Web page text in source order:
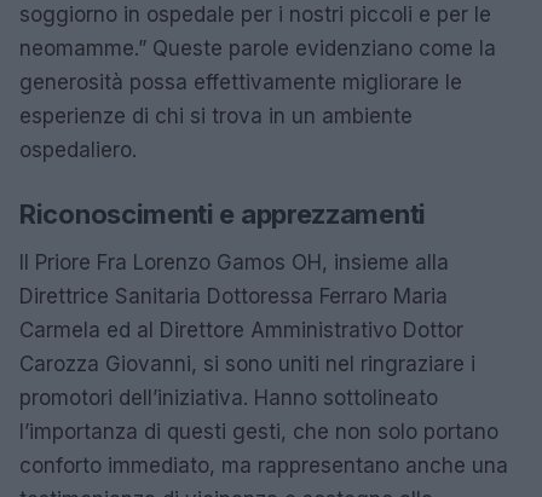
soggiorno in ospedale per i nostri piccoli e per le
neomamme.” Queste parole evidenziano come la
generosità possa effettivamente migliorare le
esperienze di chi si trova in un ambiente
ospedaliero.
Riconoscimenti e apprezzamenti
Il Priore Fra Lorenzo Gamos OH, insieme alla
Direttrice Sanitaria Dottoressa Ferraro Maria
Carmela ed al Direttore Amministrativo Dottor
Carozza Giovanni, si sono uniti nel ringraziare i
promotori dell’iniziativa. Hanno sottolineato
l’importanza di questi gesti, che non solo portano
conforto immediato, ma rappresentano anche una